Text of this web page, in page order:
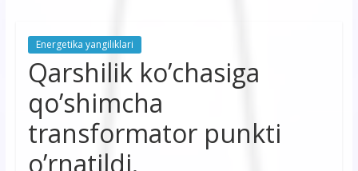
korxonasi”
Energetika yangiliklari
Qarshilik ko’chasiga
qo’shimcha
transformator punkti
o’rnatildi.